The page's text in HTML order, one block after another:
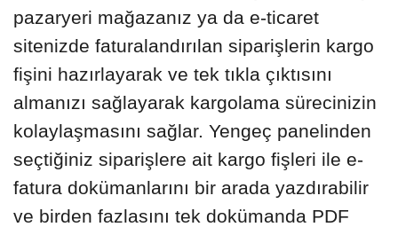
pazaryeri mağazanız ya da e-ticaret
sitenizde faturalandırılan siparişlerin kargo
fişini hazırlayarak ve tek tıkla çıktısını
almanızı sağlayarak kargolama sürecinizin
kolaylaşmasını sağlar. Yengeç panelinden
seçtiğiniz siparişlere ait kargo fişleri ile e-
fatura dokümanlarını bir arada yazdırabilir
ve birden fazlasını tek dokümanda PDF